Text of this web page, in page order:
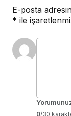
E-posta
* ile
0/30